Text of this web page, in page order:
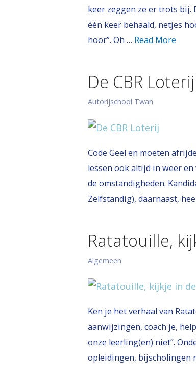
keer zeggen ze er trots
één keer behaald, netjes
hoor”. Oh … Read More
De CBR Loterij
Autorijschool Twan
Code Geel en moeten
lessen ook altijd in weer
de omstandigheden.
Zelfstandig), daarnaast,
Ratatouille,
Algemeen
Ken je het verhaal van
aanwijzingen, coach je,
onze leerling(en) niet”.
opleidingen, bijscholingen